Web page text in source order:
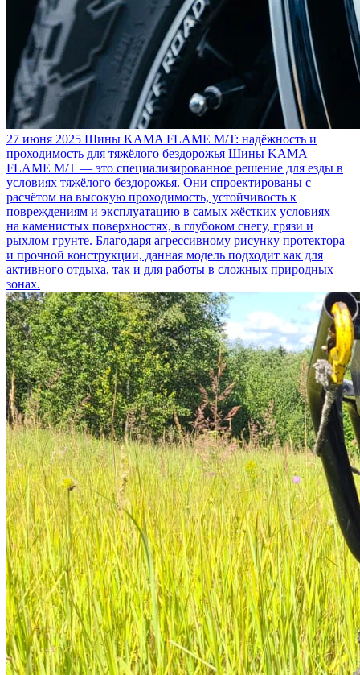
27 июня 2025 Шины KAMA FLAME M/T: надёжность и
проходимость для тяжёлого бездорожья Шины KAMA
FLAME M/T — это специализированное решение для езды в
условиях тяжёлого бездорожья. Они спроектированы с
расчётом на высокую проходимость, устойчивость к
повреждениям и эксплуатацию в самых жёстких условиях —
на каменистых поверхностях, в глубоком снегу, грязи и
рыхлом грунте. Благодаря агрессивному рисунку протектора
и прочной конструкции, данная модель подходит как для
активного отдыха, так и для работы в сложных природных
зонах.